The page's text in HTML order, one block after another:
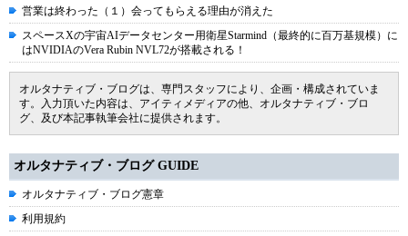
営業は終わった（１）会ってもらえる理由が消えた
スペースXの宇宙AIデータセンター用衛星Starmind（最終的に百万基規模）に
はNVIDIAのVera Rubin NVL72が搭載される！
オルタナティブ・ブログは、専門スタッフにより、企画・構成されていま
す。入力頂いた内容は、アイティメディアの他、オルタナティブ・ブロ
グ、及び本記事執筆会社に提供されます。
オルタナティブ・ブログ GUIDE
オルタナティブ・ブログ憲章
利用規約